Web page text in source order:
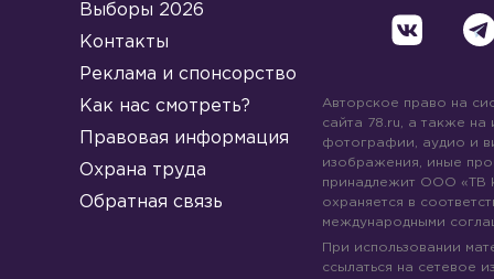
Выборы 2026
Контакты
Реклама и спонсорство
Как нас смотреть?
Правовая информация
Охрана труда
Обратная связь
Авторское право на
сайта 78.ru, а также на
фотографии, аудио и
изображения, иные
принадлежит ООО «ТВ
охраняется в
международными
При использовании
ссылаться на сетевое